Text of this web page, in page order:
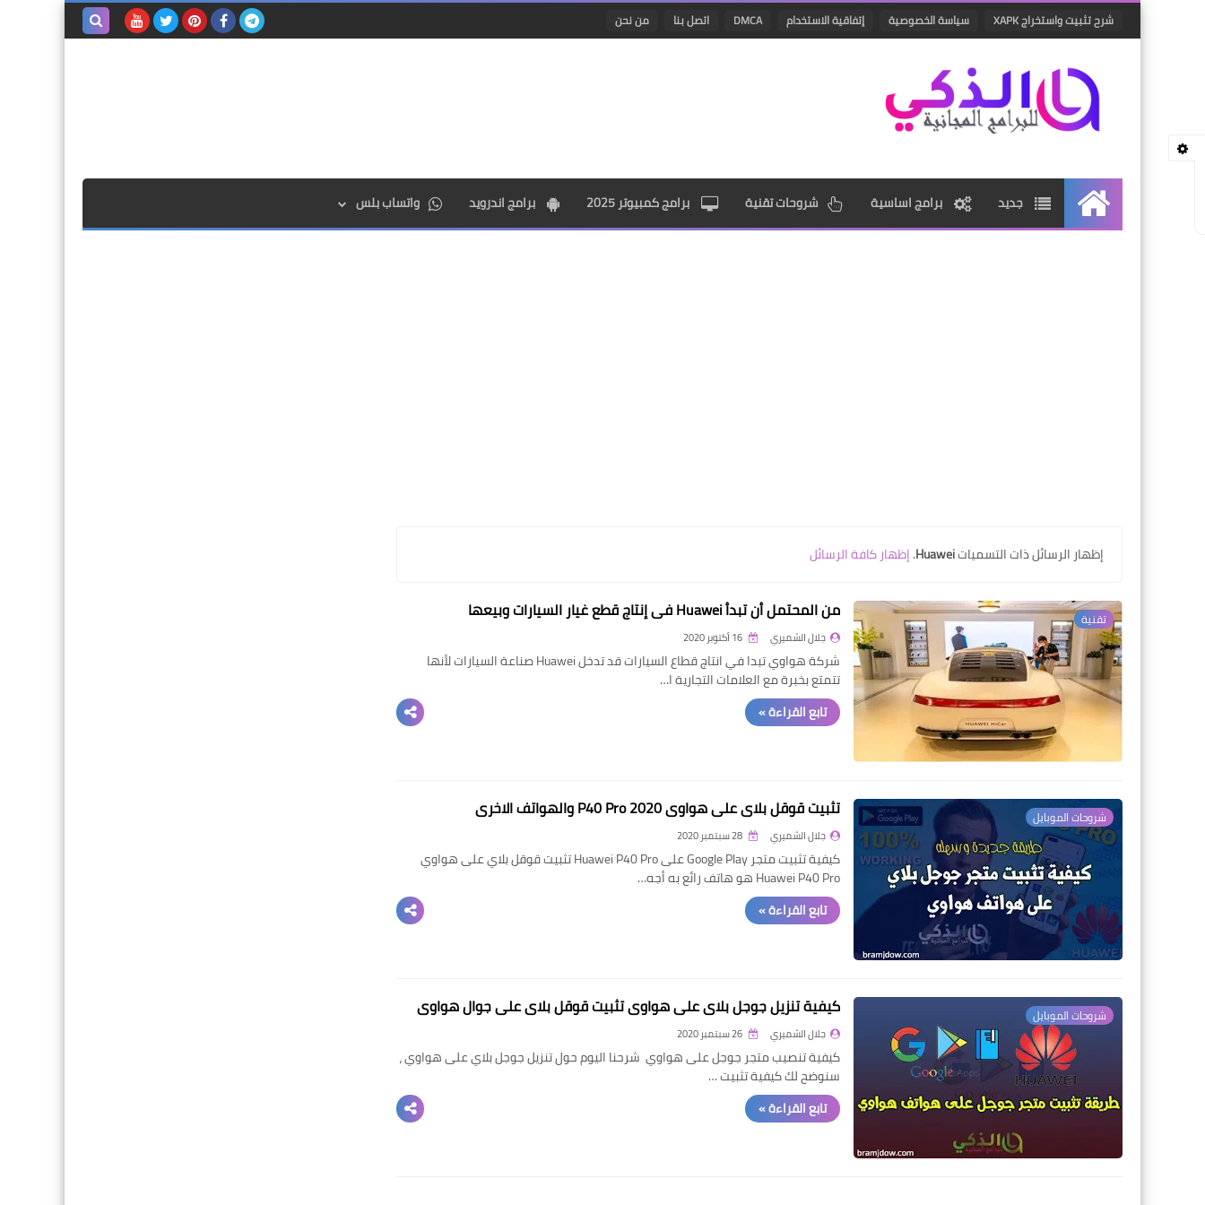
شرح تثبيت واستخراج XAPK سياسة الخصوصية إتفاقية الاستخدام DMCA اتصل بنا من نحن
الرئيسيةجديد برامج اساسية شروحات تقنية برامج كمبيوتر 2025 برامج اندرويد واتساب بلس
‏إظهار الرسائل ذات التسمياتHuawei
.إظهار كافة الرسائل
تقنية من المحتمل أن تبدأ Huawei في إنتاج قطع غيار السيارات وبيعها
جلال الشميري
شركة هواوي تبدا في انتاج قطاع السيارات قد تدخل Huawei صناعة السيارات لأنها
تتمتع بخبرة مع العلامات التجارية ا…
تابع القراءة »
شروحات الموبايل تثبيت قوقل بلاي على هواوي P40 Pro 2020 والهواتف الاخرى
جلال الشميري
كيفية تثبيت متجر Google Play على Huawei P40 Pro تثبيت قوقل بلاي على هواوي
Huawei P40 Pro هو هاتف رائع به أجه…
تابع القراءة »
شروحات الموبايل كيفية تنزيل جوجل بلاي على هواوي تثبيت قوقل بلاي على جوال هواوي
جلال الشميري
كيفية تنصيب متجر جوجل على هواوي شرحنا اليوم حول تنزيل جوجل بلاي على هواوي ،
سنوضح لك كيفية تثبيت …
تابع القراءة »